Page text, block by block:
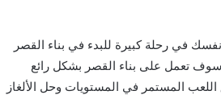
في رحلة كبيرة للبدء في بناء القصر
تعمل على بناء القصر بشكل رائع
المستمر في المستويات وحل الألغاز